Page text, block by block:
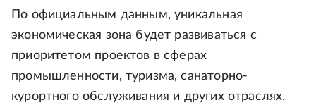
По официальным данным, уникальная
экономическая зона будет развиваться с
приоритетом проектов в сферах
промышленности, туризма, санаторно-
курортного обслуживания и других отраслях.